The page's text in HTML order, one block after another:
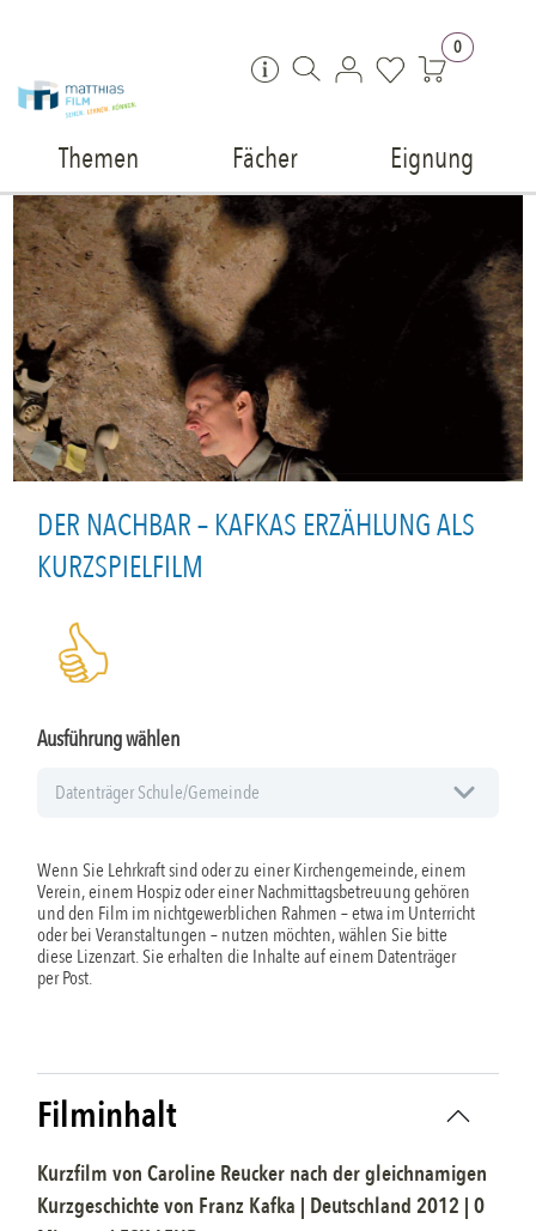
0
Themen Fächer Eignung
DER NACHBAR – KAFKAS ERZÄHLUNG ALS
KURZSPIELFILM
Ausführung wählen
Wenn Sie Lehrkraft sind oder zu einer Kirchengemeinde, einem
Verein, einem Hospiz oder einer Nachmittagsbetreuung gehören
und den Film im nichtgewerblichen Rahmen – etwa im Unterricht
oder bei Veranstaltungen – nutzen möchten, wählen Sie bitte
diese Lizenzart. Sie erhalten die Inhalte auf einem Datenträger
per Post.
Filminhalt
Kurzfilm vonCaroline Reucker nach der gleichnamigen
Kurzgeschichte von Franz Kafka | Deutschland 2012 |0